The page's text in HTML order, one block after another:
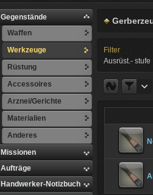
Gegenstände
Waffen
Werkzeuge
Rüstung
Accessoires
Arznei/Gerichte
Materialien
Anderes
Missionen
Aufträge
Handwerker-Notizbuch
Filter
Ausrüst.- stufe